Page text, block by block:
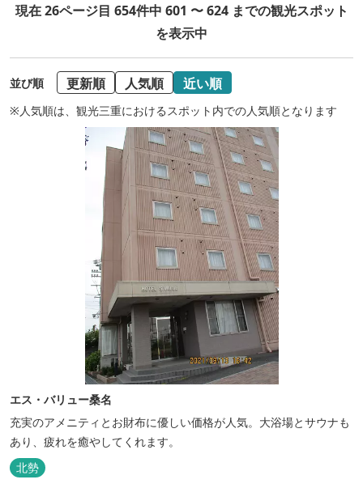
現在 26ページ目 654件中 601 〜 624 までの観光スポット
を表示中
並び順 更新順 人気順 近い順
※人気順は、観光三重におけるスポット内での人気順となります
エス・バリュー桑名
充実のアメニティとお財布に優しい価格が人気。大浴場とサウナも
あり、疲れを癒やしてくれます。
北勢